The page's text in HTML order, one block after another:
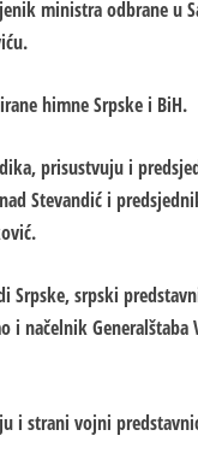
ministra odbrane u
himne Srpske i BiH.
prisustvuju i
Stevandić i
Srpske, srpski
i načelnik Generalštaba
i strani vojni